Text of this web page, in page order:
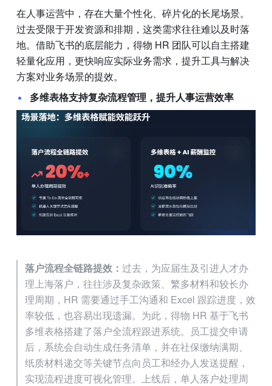
在人事运营中，存在大量个性化、碎片化的长尾场景。
过去受限于开发资源和排期，这类需求往往难以及时落
地。借助飞书的底层能力，得物 HR 团队可以自主搭建
轻量化应用，更快响应实际业务需求，提升工具与解决
方案对业务场景的提效。
多维表格支持复杂流程管理，提升人事运营效率
落户流程全链路提效： 过去，为应届生及引进人才办
理上海落户，往往涉及复杂政策、繁多材料和较长办
理周期，HR 需要通过手工沟通和 Excel 跟踪进度，效
率较低，也容易出现遗漏。为此，得物 HR 基于飞书
多维表格搭建了落户全流程跟进系统。员工提交申请
后，系统会自动生成任务清单，并在社保缴纳满期、
纸质材料递交等关键节点向员工和经办人发送提醒，
实现流程进度可视化管理。上线后，单人落户处理周